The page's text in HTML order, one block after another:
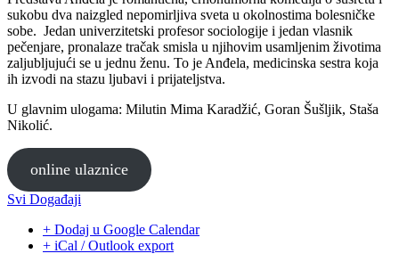
sukobu dva naizgled nepomirljiva sveta u okolnostima bolesničke
sobe. Jedan univerzitetski profesor sociologije i jedan vlasnik
pečenjare, pronalaze tračak smisla u njihovim usamljenim životima
zaljubljujući se u jednu ženu. To je Anđela, medicinska sestra koja
ih izvodi na stazu ljubavi i prijateljstva.
U glavnim ulogama: Milutin Mima Karadžić, Goran Šušljik, Staša
Nikolić.
online ulaznice
Svi Događaji
+ Dodaj u Google Calendar
+ iCal / Outlook export